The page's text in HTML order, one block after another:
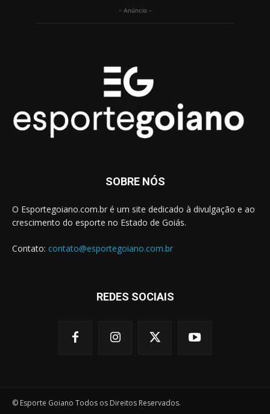
- Anúncio -
SOBRE NÓS
O Esportegoiano.com.br é um site dedicado à divulgação e ao
crescimento do esporte no Estado de Goiás.
Contato: contato@esportegoiano.com.br
REDES SOCIAIS
© Esporte Goiano Todos os Direitos Reservados.